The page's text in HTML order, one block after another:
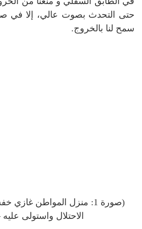
حتى التحدث بصوت عالي، إلا في
سمح لنا بالخروج.
(صورة 1: منزل المواطن
الاحتلال واستولى